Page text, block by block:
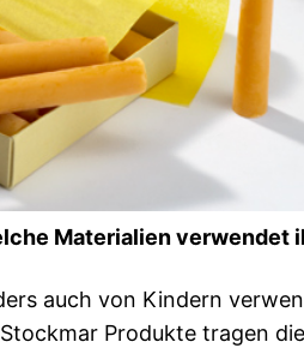
Materialien verwendet
auch von Kindern
Produkte tragen